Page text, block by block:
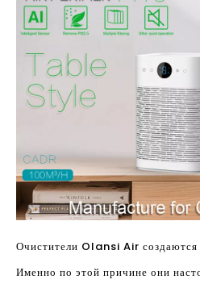
Очистители Olansi Air создаются
Именно по этой причине они